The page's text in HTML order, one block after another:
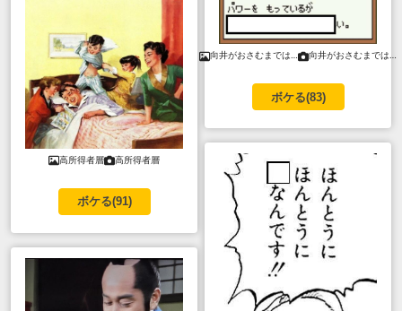
高所得者層 高所得者層
ボケる(91)
向井がおさむまでは… 向井がおさむまでは…
ボケる(83)